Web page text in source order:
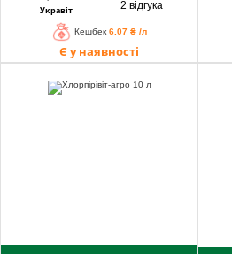
Укравіт
2 відгука
Кешбек 6.07 ₴ /л
Є у наявності